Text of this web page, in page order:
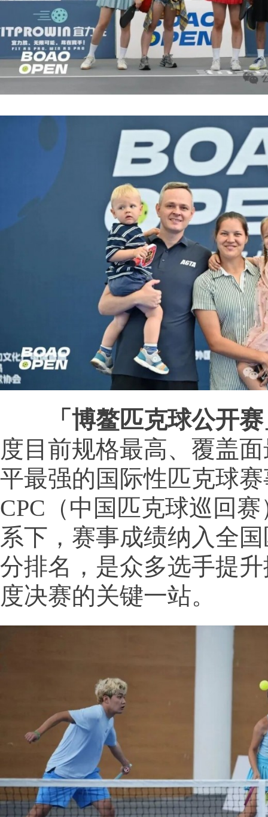
「博鳌匹克球公开
度目前规格最高、覆盖
平最强的国际性匹克球
CPC（中国匹克球巡回
系下，赛事成绩纳入全
分排名，是众多选手提
度决赛的关键一站。